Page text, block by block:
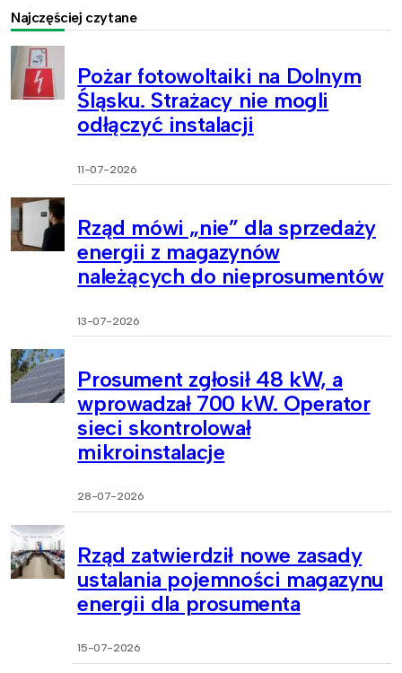
Najczęściej czytane
Pożar fotowoltaiki na Dolnym
Śląsku. Strażacy nie mogli
odłączyć instalacji
11-07-2026
Rząd mówi „nie” dla sprzedaży
energii z magazynów
należących do nieprosumentów
13-07-2026
Prosument zgłosił 48 kW, a
wprowadzał 700 kW. Operator
sieci skontrolował
mikroinstalacje
28-07-2026
Rząd zatwierdził nowe zasady
ustalania pojemności magazynu
energii dla prosumenta
15-07-2026